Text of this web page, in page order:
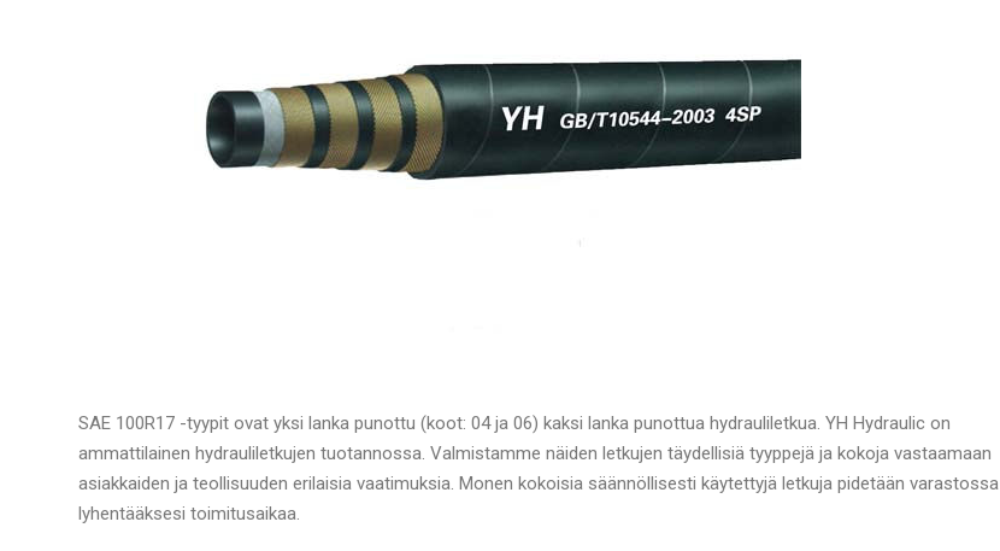
SAE 100R17 -tyypit ovat yksi lanka punottu (koot: 04 ja 06) kaksi lanka punottua hydrauliletkua. YH Hydraulic on
ammattilainen hydrauliletkujen tuotannossa. Valmistamme näiden letkujen täydellisiä tyyppejä ja kokoja vastaamaan
asiakkaiden ja teollisuuden erilaisia vaatimuksia. Monen kokoisia säännöllisesti käytettyjä letkuja pidetään varastossa
lyhentääksesi toimitusaikaa.